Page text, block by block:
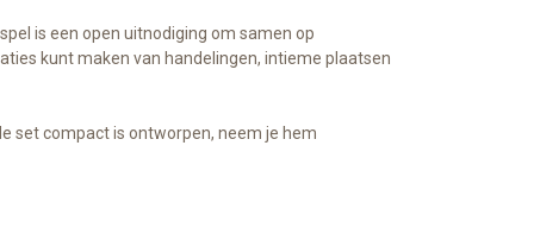
is een open uitnodiging om samen op
kunt maken van handelingen, intieme plaatsen
set compact is ontworpen, neem je hem